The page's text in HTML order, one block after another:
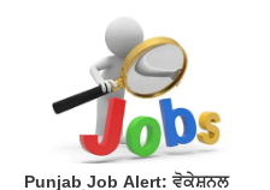
Punjab Job Alert: ਵੋਕੇਸ਼ਨਲ